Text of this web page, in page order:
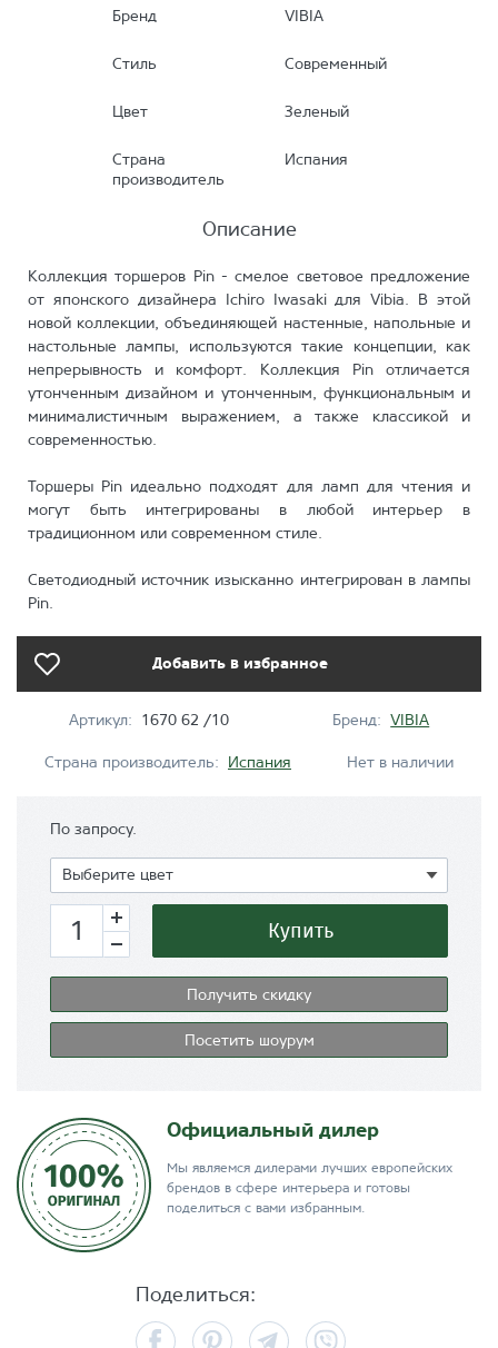
Бренд VIBIA
Стиль Современный
Цвет Зеленый
Страна
производитель
Испания
Описание
Коллекция торшеров Pin - смелое световое предложение
от японского дизайнера Ichiro Iwasaki для Vibia. В этой
новой коллекции, объединяющей настенные, напольные и
настольные лампы, используются такие концепции, как
непрерывность и комфорт. Коллекция Pin отличается
утонченным дизайном и утонченным, функциональным и
минималистичным выражением, а также классикой и
современностью.
Торшеры Pin идеально подходят для ламп для чтения и
могут быть интегрированы в любой интерьер в
традиционном или современном стиле.
Светодиодный источник изысканно интегрирован в лампы
Pin.
Добавить в избранное
Артикул: 1670 62 /10 Бренд: VIBIA
Страна производитель: Испания Нет в наличии
По запросу.
Показать
Выберите цвет
Купить
Получить скидку
Посетить шоурум
Официальный дилер
Мы являемся дилерами лучших европейских
брендов в сфере интерьера и готовы
поделиться с вами избранным.
Поделиться:
FacebookPinterest Telegram